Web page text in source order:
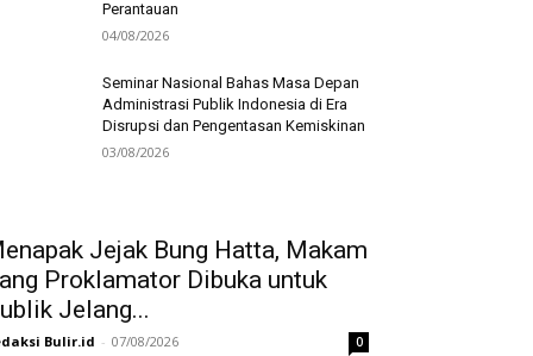
Perantauan
04/08/2026
Seminar Nasional Bahas Masa Depan
Administrasi Publik Indonesia di Era
Disrupsi dan Pengentasan Kemiskinan
03/08/2026
Jejak Bung Hatta, Makam
Proklamator Dibuka untuk
Jelang...
Bulir.id - 07/08/2026 0